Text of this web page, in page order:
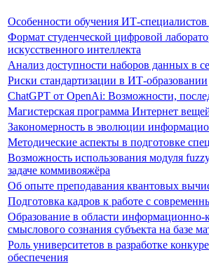
Особенности обучения ИТ-специалистов
Формат студенческой цифровой
искусственного интеллекта
Анализ доступности наборов данных в
Риски стандартизации в ИТ-образовании
ChatGPT от OpenAi: Возможности,
Магистерская программа Интернет
Закономерность в эволюции
Методические аспекты в подготовке
Возможность использования модуля
задаче коммивояжёра
Об опыте преподавания квантовых
Подготовка кадров к работе с
Образование в области
смыслового сознания субъекта на базе
Роль университетов в разработке
обеспечения